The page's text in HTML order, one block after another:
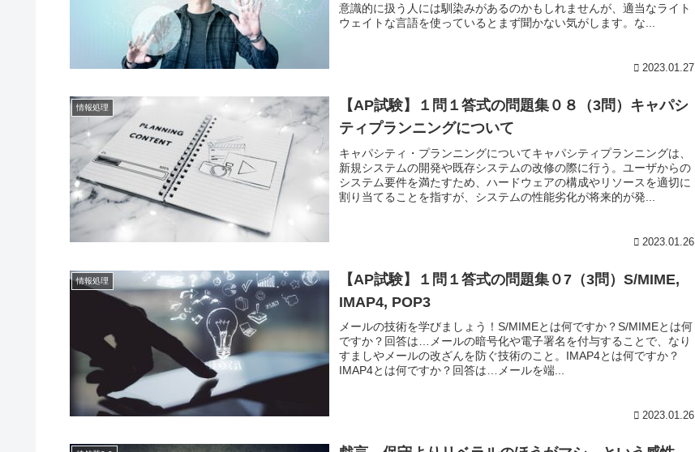
意識的に扱う人には馴染みがあるのかもしれませんが、適当なライト
ウェイトな言語を使っているとまず聞かない気がします。な...
2023.01.27
情報処理
【AP試験】１問１答式の問題集０８（3問）キャパシ
ティプランニングについて
キャパシティ・プランニングについてキャパシティプランニングは、
新規システムの開発や既存システムの改修の際に行う。ユーザからの
システム要件を満たすため、ハードウェアの構成やリソースを適切に
割り当てることを指すが、システムの性能劣化が将来的が発...
2023.01.26
情報処理
【AP試験】１問１答式の問題集０7（3問）S/MIME,
IMAP4, POP3
メールの技術を学びましょう！S/MIMEとは何ですか？S/MIMEとは何
ですか？回答は…メールの暗号化や電子署名を付与することで、なり
すましやメールの改ざんを防ぐ技術のこと。IMAP4とは何ですか？
IMAP4とは何ですか？回答は…メールを端...
2023.01.26